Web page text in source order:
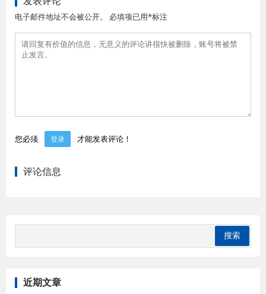
电子邮件地址不会被公开。 必填项已用*标注
您必须 登录 才能发表评论！
评论信息
近期文章